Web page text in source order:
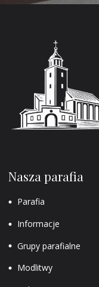
Nasza parafia
Parafia
Informacje
Grupy parafialne
Modlitwy